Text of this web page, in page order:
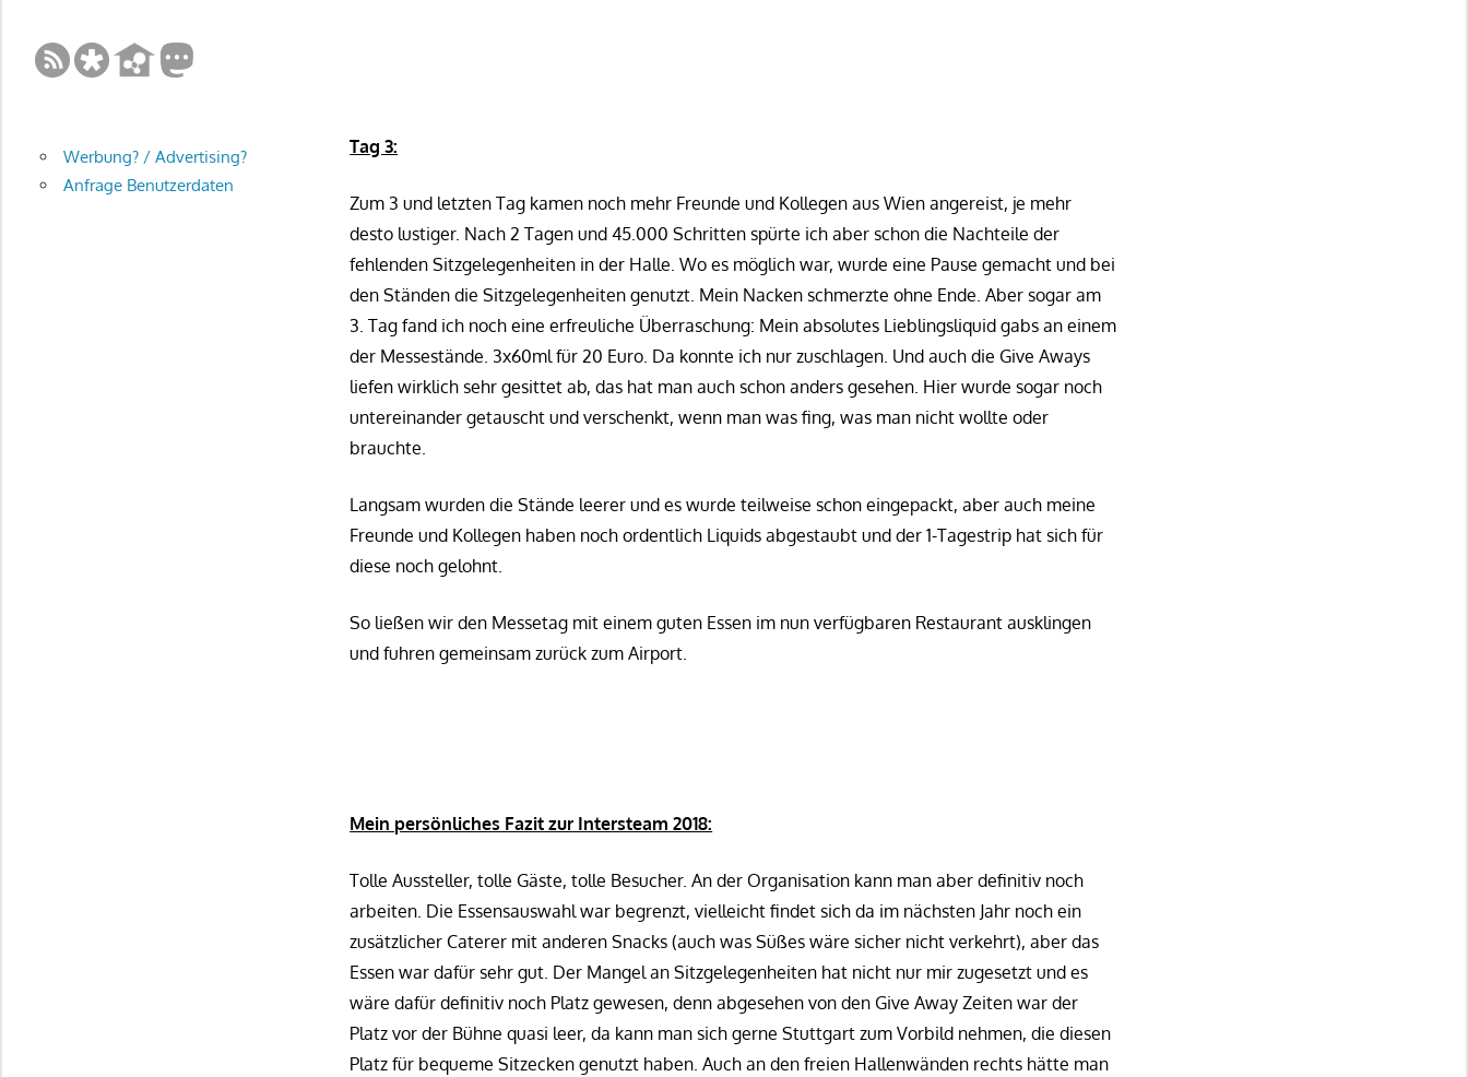
Tag 3:
Zum 3 und letzten Tag kamen noch mehr Freunde und Kollegen aus Wien angereist, je mehr
desto lustiger. Nach 2 Tagen und 45.000 Schritten spürte ich aber schon die Nachteile der
fehlenden Sitzgelegenheiten in der Halle. Wo es möglich war, wurde eine Pause gemacht und bei
den Ständen die Sitzgelegenheiten genutzt. Mein Nacken schmerzte ohne Ende. Aber sogar am
3. Tag fand ich noch eine erfreuliche Überraschung: Mein absolutes Lieblingsliquid gabs an einem
der Messestände. 3x60ml für 20 Euro. Da konnte ich nur zuschlagen. Und auch die Give Aways
liefen wirklich sehr gesittet ab, das hat man auch schon anders gesehen. Hier wurde sogar noch
untereinander getauscht und verschenkt, wenn man was fing, was man nicht wollte oder
brauchte.
Langsam wurden die Stände leerer und es wurde teilweise schon eingepackt, aber auch meine
Freunde und Kollegen haben noch ordentlich Liquids abgestaubt und der 1-Tagestrip hat sich für
diese noch gelohnt.
So ließen wir den Messetag mit einem guten Essen im nun verfügbaren Restaurant ausklingen
und fuhren gemeinsam zurück zum Airport.
Mein persönliches Fazit zur Intersteam 2018:
Tolle Aussteller, tolle Gäste, tolle Besucher. An der Organisation kann man aber definitiv noch
arbeiten. Die Essensauswahl war begrenzt, vielleicht findet sich da im nächsten Jahr noch ein
zusätzlicher Caterer mit anderen Snacks (auch was Süßes wäre sicher nicht verkehrt), aber das
Essen war dafür sehr gut. Der Mangel an Sitzgelegenheiten hat nicht nur mir zugesetzt und es
wäre dafür definitiv noch Platz gewesen, denn abgesehen von den Give Away Zeiten war der
Platz vor der Bühne quasi leer, da kann man sich gerne Stuttgart zum Vorbild nehmen, die diesen
Platz für bequeme Sitzecken genutzt haben. Auch an den freien Hallenwänden rechts hätte man
Werbung? / Advertising?
Anfrage Benutzerdaten